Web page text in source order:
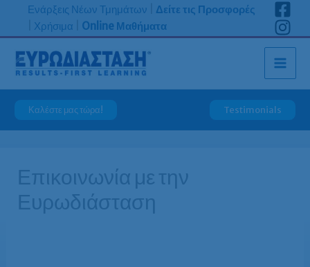
Μετάβαση
περιεχόμενο
Ενάρξεις Νέων Τμημάτων
Δείτε τις Προσφορές
Χρήσιμα Online Μαθήματα
Καλέστε μας τώρα! Testimonials
Επικοινωνία με την
Ευρωδιάσταση